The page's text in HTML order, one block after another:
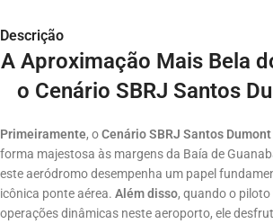
Descrição
A Aproximação Mais Bela
o Cenário SBRJ Santos
Primeiramente, oCenário SBRJ Santos Dumont
forma majestosa às margens da Baía de
este aeródromo desempenha um papel
icônica ponte aérea. Além disso, quando o
operações dinâmicas neste aeroporto, ele